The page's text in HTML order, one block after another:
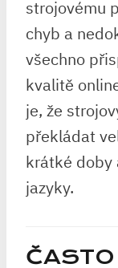
strojovému
chyb a
všechno
kvalitě
je, že
překládat
krátké doby
jazyky.